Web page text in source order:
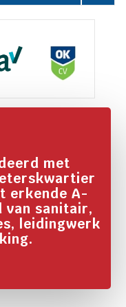
met
erkende A-
van sanitair,
leidingwerk